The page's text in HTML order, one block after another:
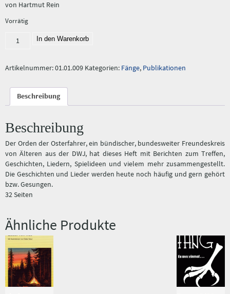
von Hartmut Rein
Vorrätig
Fang 09/80:
der
auf
Burg
Gollenfels
Menge
In den Warenkorb
Artikelnummer:01.01.009 Kategorien: Fänge, Publikationen
Beschreibung
Beschreibung
Der Orden der Osterfahrer, ein bündischer, bundesweiter Freundeskreis
von Älteren aus der DWJ, hat dieses Heft mit Berichten zum Treffen,
Geschichten, Liedern, Spielideen und vielem mehr zusammengestellt.
Die Geschichten und Lieder werden heute noch häufig und gern gehört
bzw. Gesungen.
32 Seiten
Ähnliche Produkte